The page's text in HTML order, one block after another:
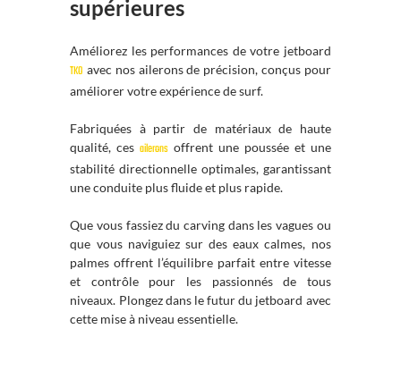
supérieures
Améliorez les performances de votre jetboard
TKO avec nos ailerons de précision, conçus pour
améliorer votre expérience de surf.
Fabriquées à partir de matériaux de haute
qualité, cesailerons offrent une poussée et une
stabilité directionnelle optimales, garantissant
une conduite plus fluide et plus rapide.
Que vous fassiez du carving dans les vagues ou
que vous naviguiez sur des eaux calmes, nos
palmes offrent l’équilibre parfait entre vitesse
et contrôle pour les passionnés de tous
niveaux. Plongez dans le futur du jetboard avec
cette mise à niveau essentielle.